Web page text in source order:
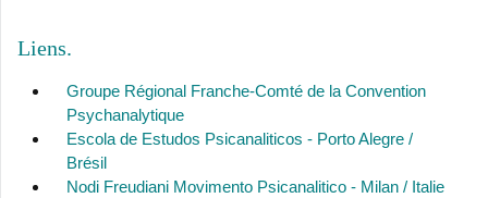
Liens
Groupe Régional Franche-Comté de la Convention
Psychanalytique
Escola de Estudos Psicanaliticos - Porto Alegre /
Brésil
Nodi Freudiani Movimento Psicanalitico - Milan / Italie